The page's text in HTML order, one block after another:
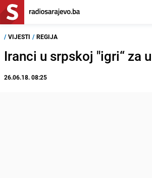
/ VIJESTI / REGIJA
Iranci u srpskoj "igri“ za
26.06.18. 08:25